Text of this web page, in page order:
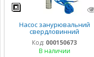
Насос занурювальний
свердловинний
відцентровий стійкий до
піску Vitals Aqua PRO 3-14SD
1838-0.6r
Код: 000150673
В наличии